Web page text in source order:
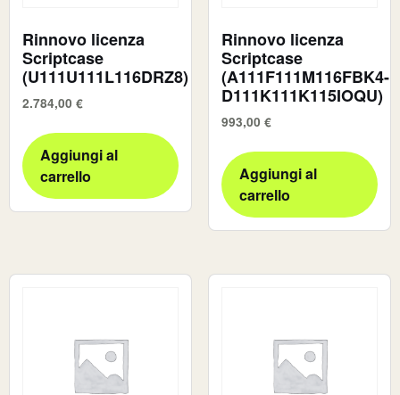
Rinnovo licenza
Scriptcase
(U111U111L116DRZ8)
2.784,00 €
Aggiungi al
carrello
Rinnovo licenza
Scriptcase
(A111F111M116FBK4-
D111K111K115IOQU)
993,00 €
Aggiungi al
carrello